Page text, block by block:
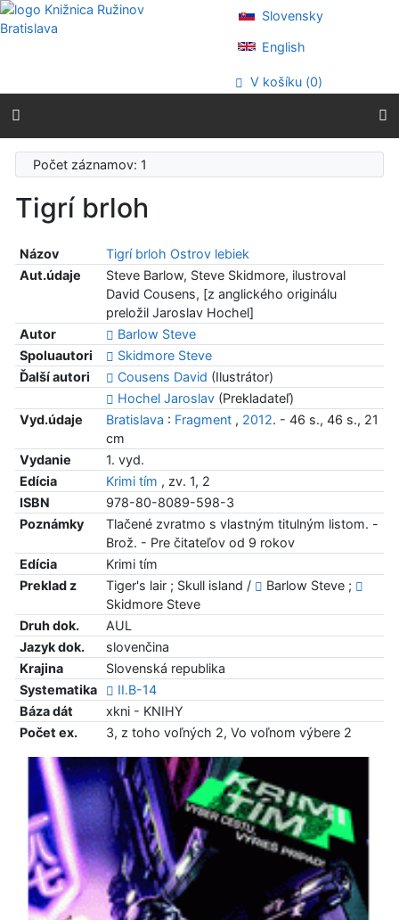
Prejsť na obsah
Prejsť na menu
Prehlásenie o webovej prístupnosti
Slovensky
English
V košíku (0)
Počet záznamov: 1
Tigrí brloh
Názov Tigrí brloh Ostrov lebiek
Aut.údaje
Steve Barlow, Steve Skidmore, ilustroval
David Cousens, [z anglického originálu
preložil Jaroslav Hochel]
Autor
Barlow Steve
Spoluautori
Skidmore Steve
Ďalší autori
Cousens David (Ilustrátor)
Hochel Jaroslav(Prekladateľ)
Vyd.údaje
Bratislava : Fragment, 2012. - 46 s., 46 s., 21
cm
Vydanie
1. vyd.
Edícia
Krimi tím , zv. 1, 2
ISBN
978-80-8089-598-3
Poznámky
Tlačené zvratmo s vlastným titulným listom. -
Brož. - Pre čitateľov od 9 rokov
Edícia
Krimi tím
Preklad z
Tiger's lair ; Skull island /
Barlow Steve ;
Skidmore Steve
Druh dok.
AUL
Jazyk dok.
slovenčina
Krajina
Slovenská republika
Systematika
II.B-14
Báza dát
xkni - KNIHY
Počet ex.
3, z toho voľných 2, Vo voľnom výbere 2